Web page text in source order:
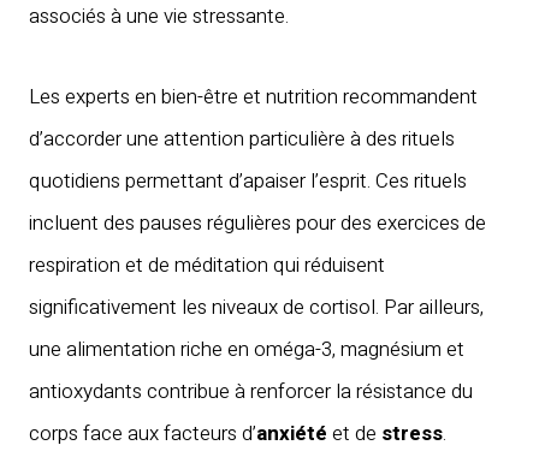
associés à une vie stressante.
Les experts en bien-être et nutrition recommandent
d’accorder une attention particulière à des rituels
quotidiens permettant d’apaiser l’esprit. Ces rituels
incluent des pauses régulières pour des exercices de
respiration et de méditation qui réduisent
significativement les niveaux de cortisol. Par ailleurs,
une alimentation riche en oméga-3, magnésium et
antioxydants contribue à renforcer la résistance du
corps face aux facteurs d’anxiété et de stress.